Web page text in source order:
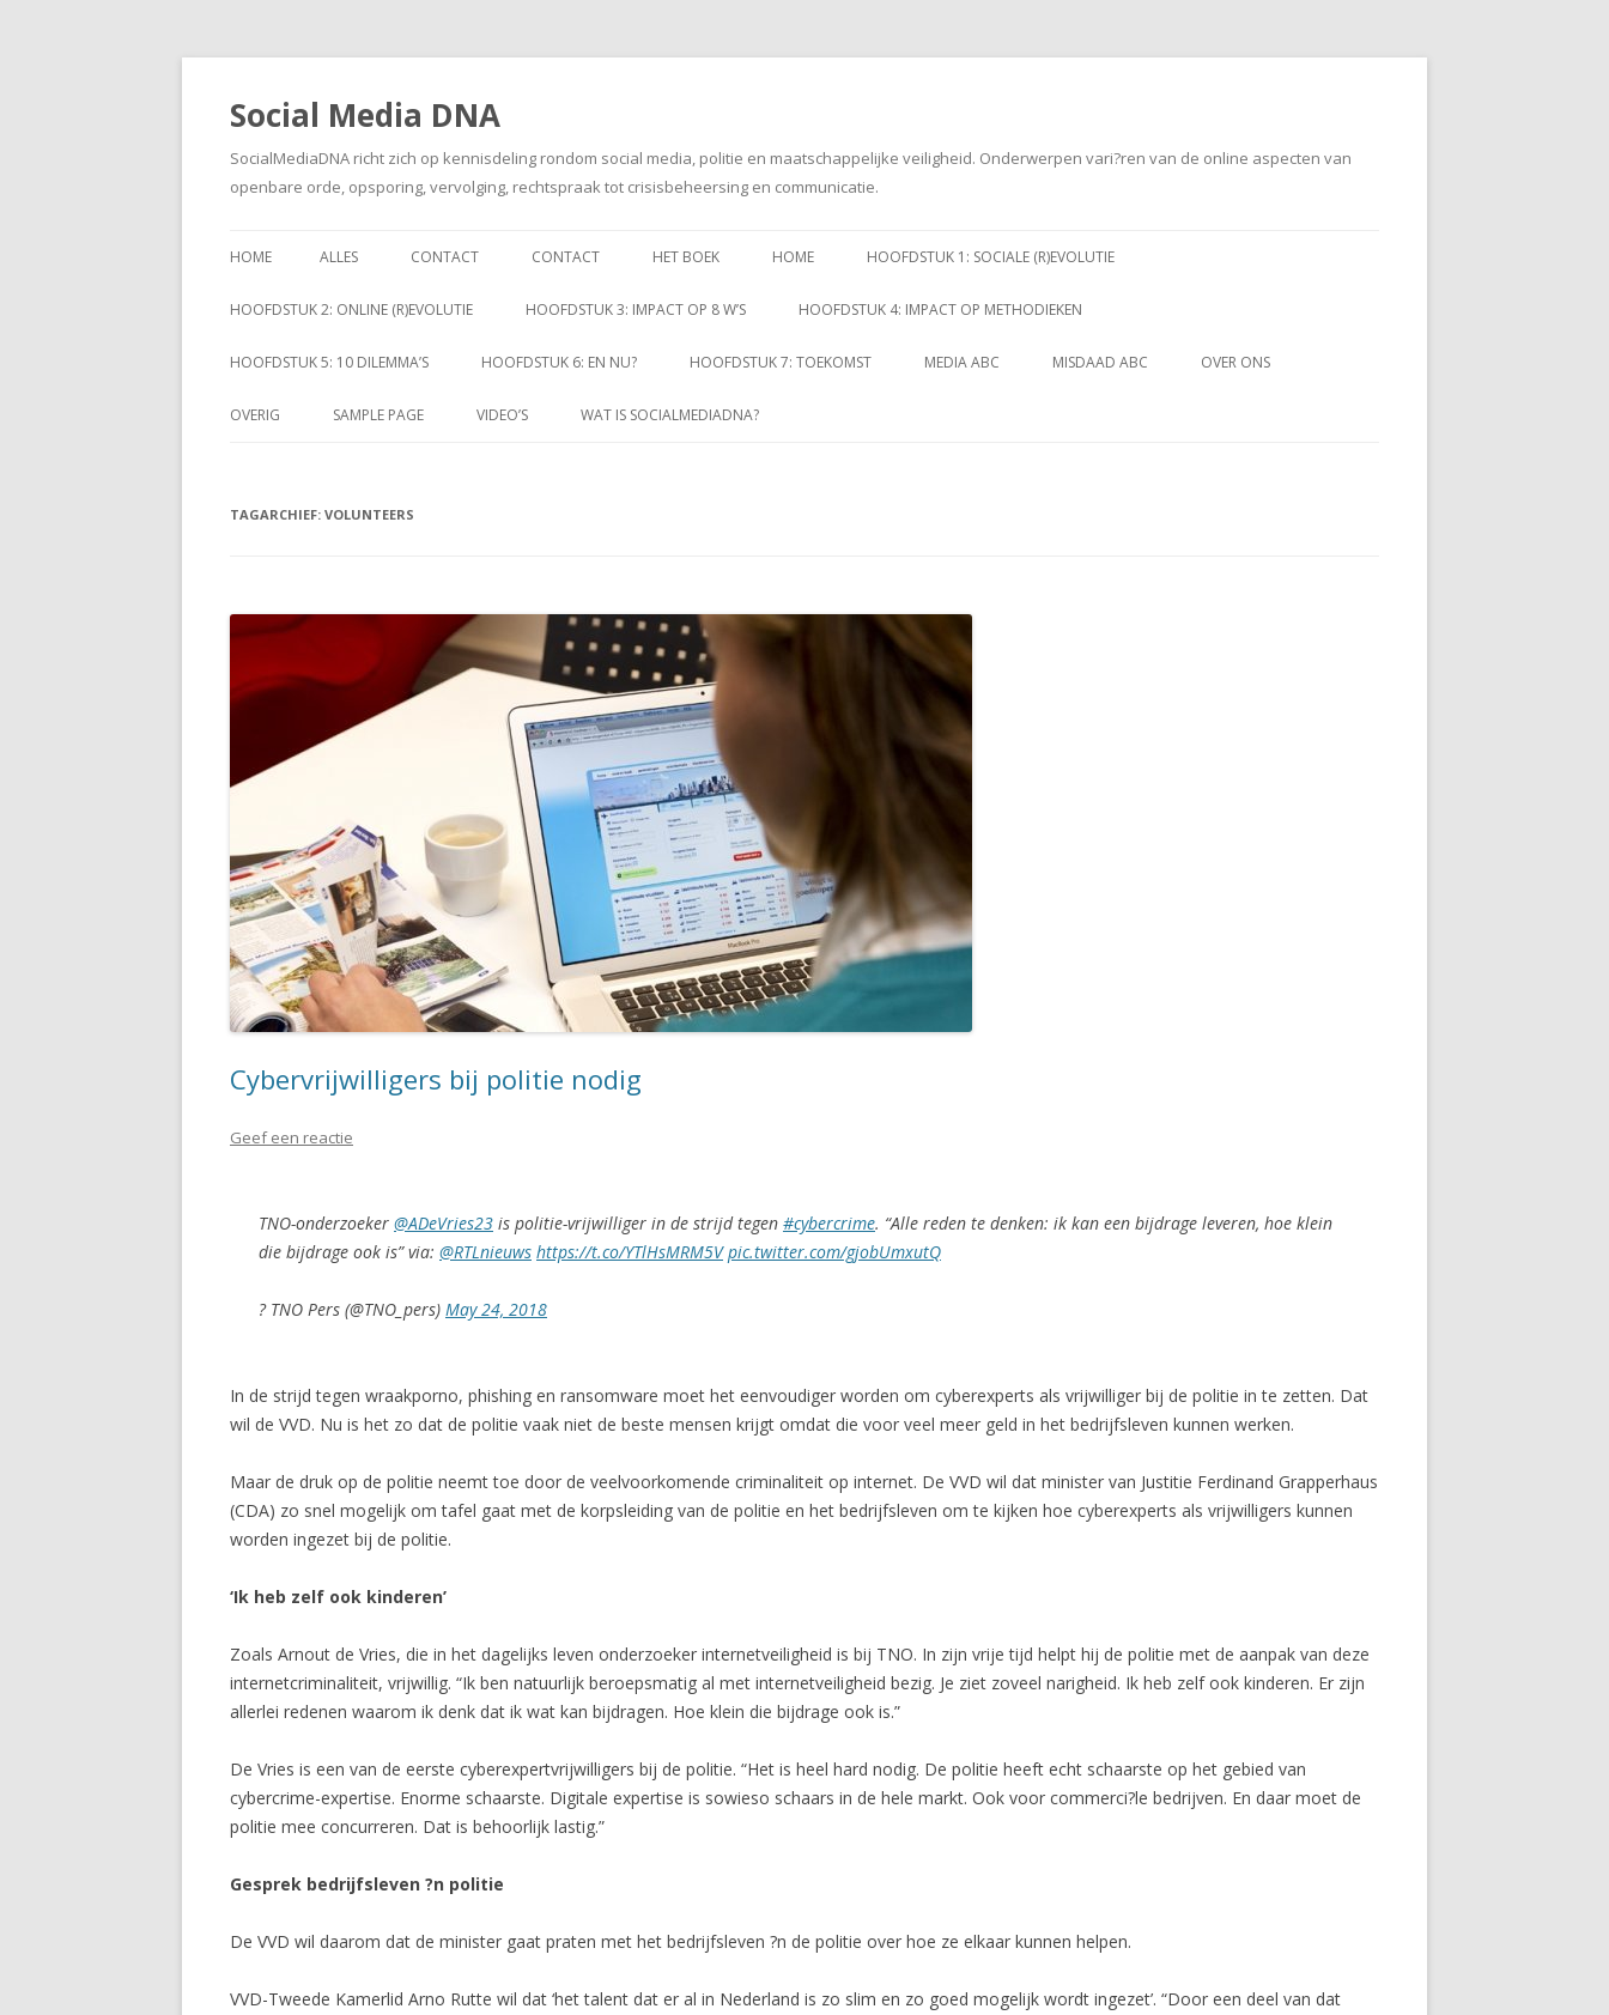
Social Media DNA
SocialMediaDNA richt zich op kennisdeling rondom social media, politie en maatschappelijke veiligheid. Onderwerpen vari?ren van de online aspecten van
openbare orde, opsporing, vervolging, rechtspraak tot crisisbeheersing en communicatie.
naar
HOME ALLES CONTACT CONTACT HET BOEK HOME HOOFDSTUK 1: SOCIALE (R)EVOLUTIE
HOOFDSTUK 2: ONLINE (R)EVOLUTIE HOOFDSTUK 3: IMPACT OP 8 W’S HOOFDSTUK 4: IMPACT OP METHODIEKEN
HOOFDSTUK 5: 10 DILEMMA’S HOOFDSTUK 6: EN NU? HOOFDSTUK 7: TOEKOMST MEDIA ABC MISDAAD ABC OVER ONS
OVERIG SAMPLE PAGE VIDEO’S WAT IS SOCIALMEDIADNA?
TAGARCHIEF: VOLUNTEERS
Cybervrijwilligers bij politie nodig
Geef een reactie
TNO-onderzoeker @ADeVries23 is politie-vrijwilliger in de strijd tegen #cybercrime. “Alle reden te denken: ik kan een bijdrage leveren, hoe klein
die bijdrage ook is” via: @RTLnieuws https://t.co/YTlHsMRM5V pic.twitter.com/gjobUmxutQ
? TNO Pers (@TNO_pers) May 24, 2018
In de strijd tegen wraakporno, phishing en ransomware moet het eenvoudiger worden om cyberexperts als vrijwilliger bij de politie in te zetten. Dat
wil de VVD. Nu is het zo dat de politie vaak niet de beste mensen krijgt omdat die voor veel meer geld in het bedrijfsleven kunnen werken.
Maar de druk op de politie neemt toe door de veelvoorkomende criminaliteit op internet. De VVD wil dat minister van Justitie Ferdinand Grapperhaus
(CDA) zo snel mogelijk om tafel gaat met de korpsleiding van de politie en het bedrijfsleven om te kijken hoe cyberexperts als vrijwilligers kunnen
worden ingezet bij de politie.
‘Ik heb zelf ook kinderen’
Zoals Arnout de Vries, die in het dagelijks leven onderzoeker internetveiligheid is bij TNO. In zijn vrije tijd helpt hij de politie met de aanpak van deze
internetcriminaliteit, vrijwillig. “Ik ben natuurlijk beroepsmatig al met internetveiligheid bezig. Je ziet zoveel narigheid. Ik heb zelf ook kinderen. Er zijn
allerlei redenen waarom ik denk dat ik wat kan bijdragen. Hoe klein die bijdrage ook is.”
De Vries is een van de eerste cyberexpertvrijwilligers bij de politie. “Het is heel hard nodig. De politie heeft echt schaarste op het gebied van
cybercrime-expertise. Enorme schaarste. Digitale expertise is sowieso schaars in de hele markt. Ook voor commerci?le bedrijven. En daar moet de
politie mee concurreren. Dat is behoorlijk lastig.”
Gesprek bedrijfsleven ?n politie
De VVD wil daarom dat de minister gaat praten met het bedrijfsleven ?n de politie over hoe ze elkaar kunnen helpen.
VVD-Tweede Kamerlid Arno Rutte wil dat ‘het talent dat er al in Nederland is zo slim en zo goed mogelijk wordt ingezet’. “Door een deel van dat